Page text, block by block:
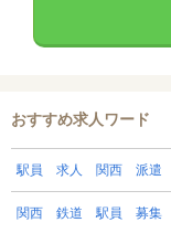
おすすめ求人ワード
駅員 求人 関西 派遣
関西 鉄道 駅員 募集